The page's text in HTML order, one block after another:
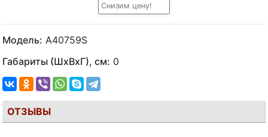
Снизим цену!
Модель: A40759S
Габариты (ШхВхГ), см: 0
ОТЗЫВЫ